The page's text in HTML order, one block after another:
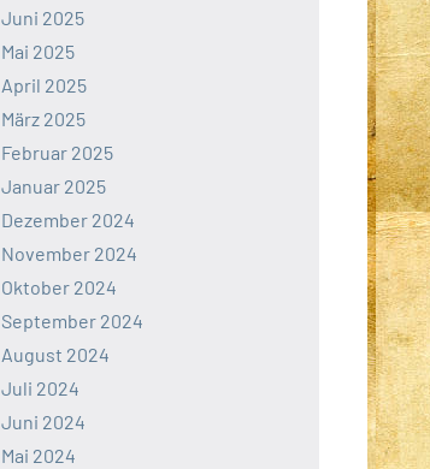
Juni 2025
Mai 2025
April 2025
März 2025
Februar 2025
Januar 2025
Dezember 2024
November 2024
Oktober 2024
September 2024
August 2024
Juli 2024
Juni 2024
Mai 2024